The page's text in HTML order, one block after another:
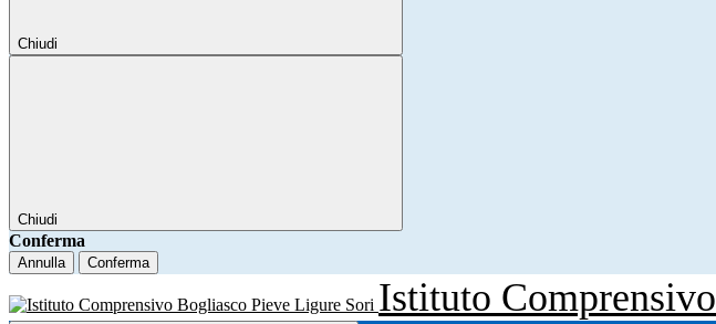
Chiudi
Chiudi
Conferma
Annulla Conferma
Istituto Comprensivo